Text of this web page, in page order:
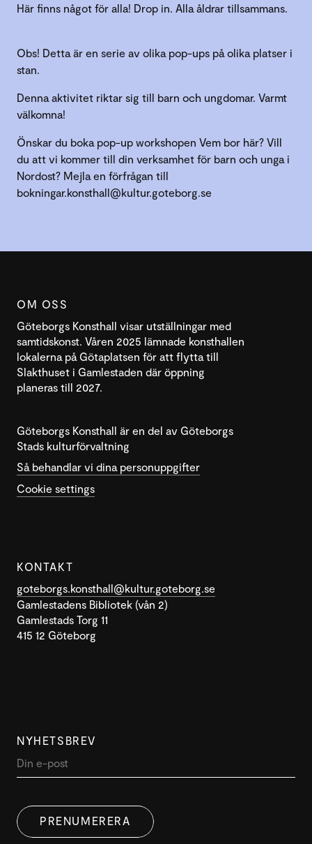
Här finns något för alla! Drop in. Alla åldrar tillsammans.
Obs! Detta är en serie av olika pop-ups på olika platser i
stan.
Denna aktivitet riktar sig till barn och ungdomar. Varmt
välkomna!
Önskar du boka pop-up workshopen Vem bor här? Vill
du att vi kommer till din verksamhet för barn och unga i
Nordost? Mejla en förfrågan till
bokningar.konsthall@kultur.goteborg.se
OM OSS
Göteborgs Konsthall visar utställningar med
samtidskonst. Våren 2025 lämnade konsthallen
lokalerna på Götaplatsen för att flytta till
Slakthuset i Gamlestaden där öppning
planeras till 2027.
Göteborgs Konsthall är en del av Göteborgs
Stads kulturförvaltning
Så behandlar vi dina personuppgifter
Cookie settings
KONTAKT
goteborgs.konsthall@kultur.goteborg.se
Gamlestadens Bibliotek (vån 2)
Gamlestads Torg 11
415 12 Göteborg
NYHETSBREV
PRENUMERERA